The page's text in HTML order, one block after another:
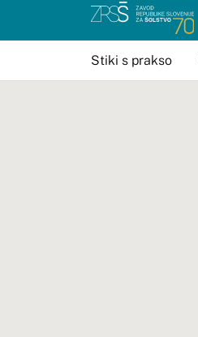
Stiki s prakso